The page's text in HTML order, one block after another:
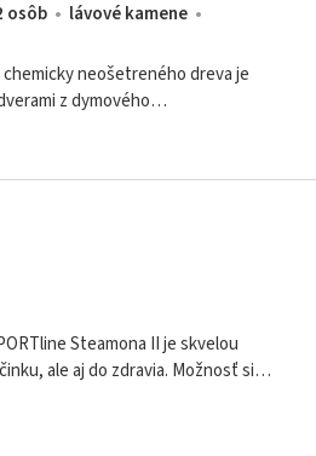
osôb
lávové kamene
neošetreného dreva je
z dymového
Steamona II je skvelou
ale aj do zdravia. Možnosť si
na otváraciu dobu...